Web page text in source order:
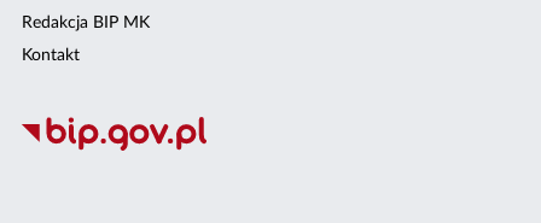
Redakcja BIP MK
Kontakt